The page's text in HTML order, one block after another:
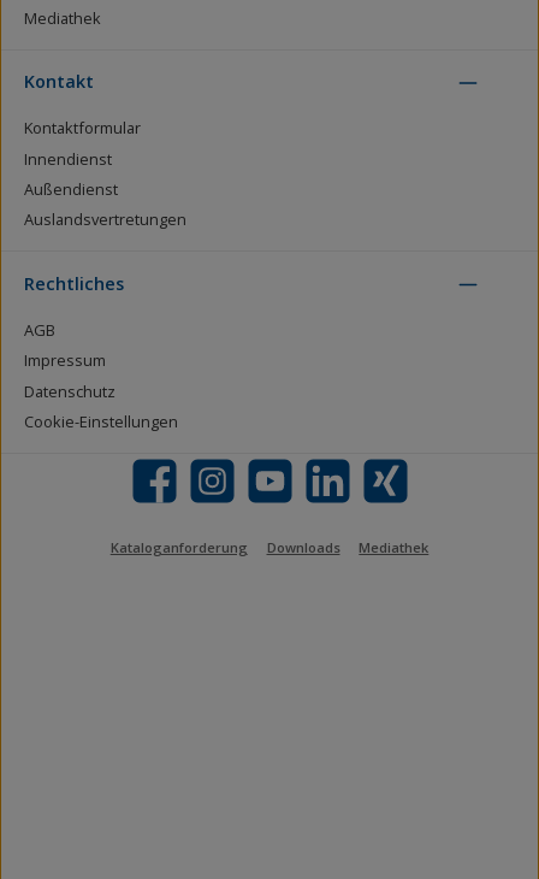
Mediathek
Kontakt
Kontaktformular
Innendienst
Außendienst
Auslandsvertretungen
Rechtliches
AGB
Impressum
Datenschutz
Cookie-Einstellungen
Facebook Instagram YouTube LinkedIn Xing
Kataloganforderung Downloads Mediathek